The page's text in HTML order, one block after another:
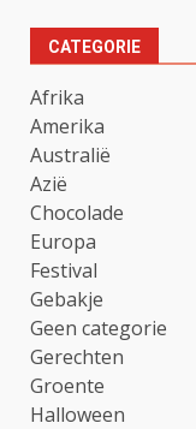
CATEGORIE
Afrika
Amerika
Australië
Azië
Chocolade
Europa
Festival
Gebakje
Geen categorie
Gerechten
Groente
Halloween